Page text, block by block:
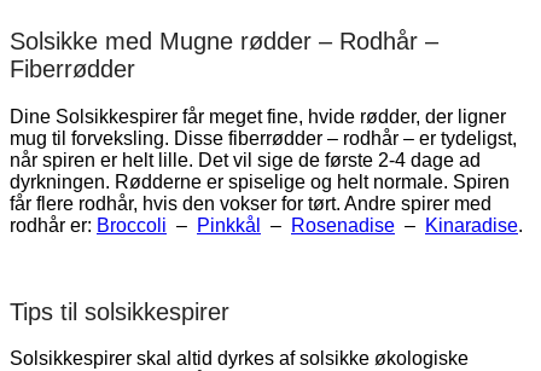
Solsikke med Mugne rødder – Rodhår –
Fiberrødder
Dine Solsikkespirer får meget fine, hvide rødder, der ligner
mug til forveksling. Disse fiberrødder – rodhår – er tydeligst,
når spiren er helt lille. Det vil sige de første 2-4 dage ad
dyrkningen. Rødderne er spiselige og helt normale. Spiren
får flere rodhår, hvis den vokser for tørt. Andre spirer med
rodhår er: Broccoli – Pinkkål – Rosenadise – Kinaradise.
Tips til solsikkespirer
Solsikkespirer skal altid dyrkes af solsikke økologiske